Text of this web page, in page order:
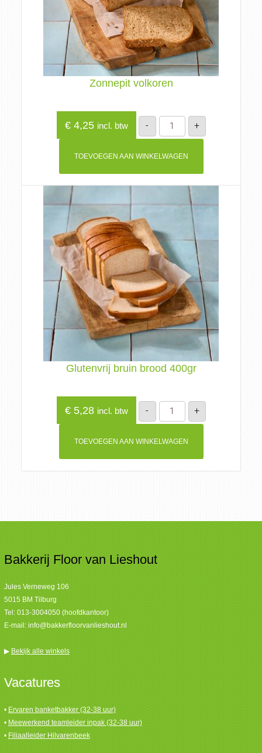
Zonnepit volkoren
€4,25 incl. btw -
Zonnepit
volkoren
aantal
+
TOEVOEGEN AAN WINKELWAGEN
Glutenvrij bruin brood 400gr
€5,28 incl. btw -
Glutenvrij
bruin
brood
aantal
+
TOEVOEGEN AAN WINKELWAGEN
Bakkerij Floor van Lieshout
Jules Verneweg 106
5015 BM Tilburg
Tel: 013-3004050 (hoofdkantoor)
E-mail: info@bakkerfloorvanlieshout.nl
▶ Bekijk alle winkels
Vacatures
• Ervaren banketbakker (32-38 uur)
• Meewerkend teamleider inpak (32-38 uur)
• Filiaalleider Hilvarenbeek